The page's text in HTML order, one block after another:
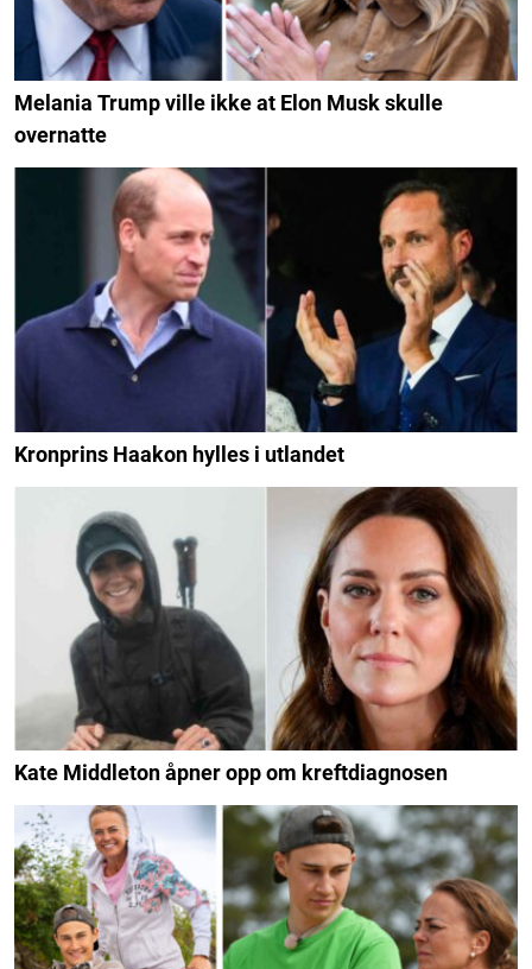
Melania Trump ville ikke at Elon Musk skulle
overnatte
Kronprins Haakon hylles i utlandet
Kate Middleton åpner opp om kreftdiagnosen